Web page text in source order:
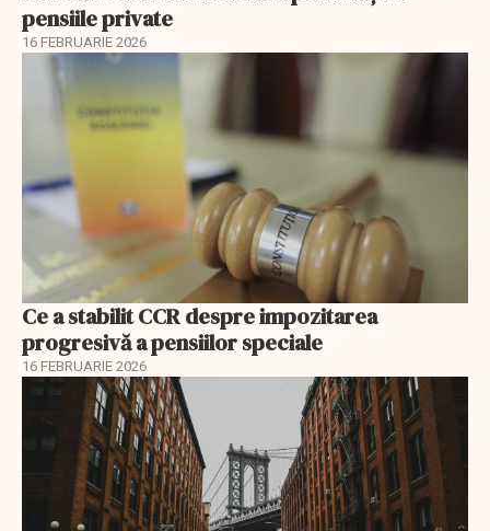
pensiile private
16 FEBRUARIE 2026
Ce a stabilit CCR despre impozitarea
progresivă a pensiilor speciale
16 FEBRUARIE 2026